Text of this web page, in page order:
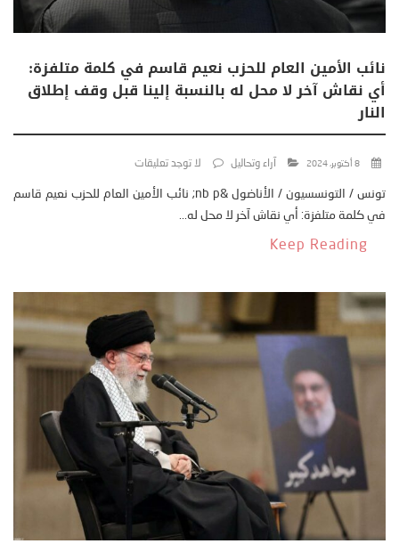
نائب الأمين العام للحزب نعيم قاسم في كلمة متلفزة:
أي نقاش آخر لا محل له بالنسبة إلينا قبل وقف إطلاق
النار
8 أكتوبر، 2024 آراء وتحاليل لا توجد تعليقات
تونس / التونسسيون / الأناضول &nb p; نائب الأمين العام للحزب نعيم قاسم
في كلمة متلفزة: أي نقاش آخر لا محل له...
Keep Reading